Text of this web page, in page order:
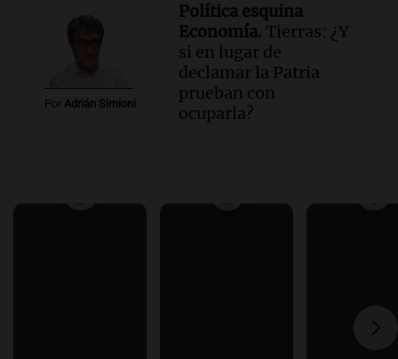
Por Adrián Simioni
Política esquina
Economía. Tierras: ¿Y
si en lugar de
declamar la Patria
prueban con
ocuparla?